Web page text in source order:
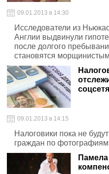
09.01.2013 в 14:30
Исследователи из
Англии выдвинули
после долгого
становятся
09.01.2013 в 14:15
Налоговики пока не
граждан по